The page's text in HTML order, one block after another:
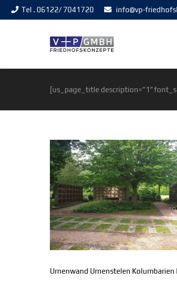
Tel . 06122/ 7041720 info@vp-
[us_page_title description=”1″
Urnenwand Urnenstelen